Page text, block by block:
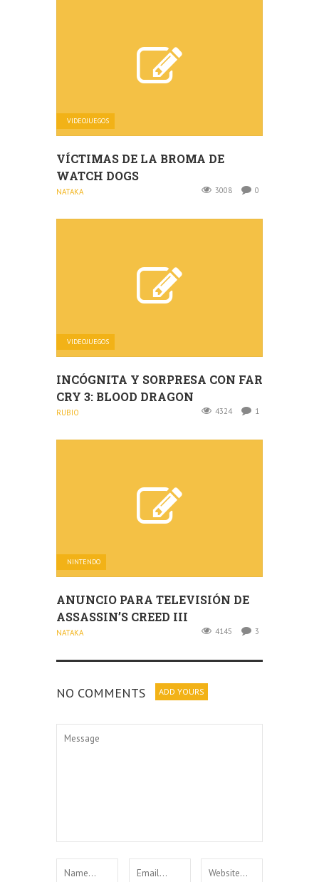
VIDEOJUEGOS
VÍCTIMAS DE LA BROMA DE
WATCH DOGS
NATAKA 3008 0
VIDEOJUEGOS
INCÓGNITA Y SORPRESA CON FAR
CRY 3: BLOOD DRAGON
RUBIO 4324 1
NINTENDO
ANUNCIO PARA TELEVISIÓN DE
ASSASSIN’S CREED III
NATAKA 4145 3
NO COMMENTS ADD YOURS